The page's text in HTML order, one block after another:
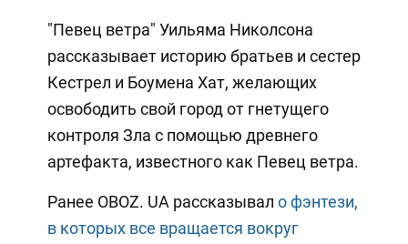
"Певец ветра" Уильяма Николсона
рассказывает историю братьев и сестер
Кестрел и Боумена Хат, желающих
освободить свой город от гнетущего
контроля Зла с помощью древнего
артефакта, известного как Певец ветра.
Ранее OBOZ. UA рассказывал о фэнтези,
в которых все вращается вокруг